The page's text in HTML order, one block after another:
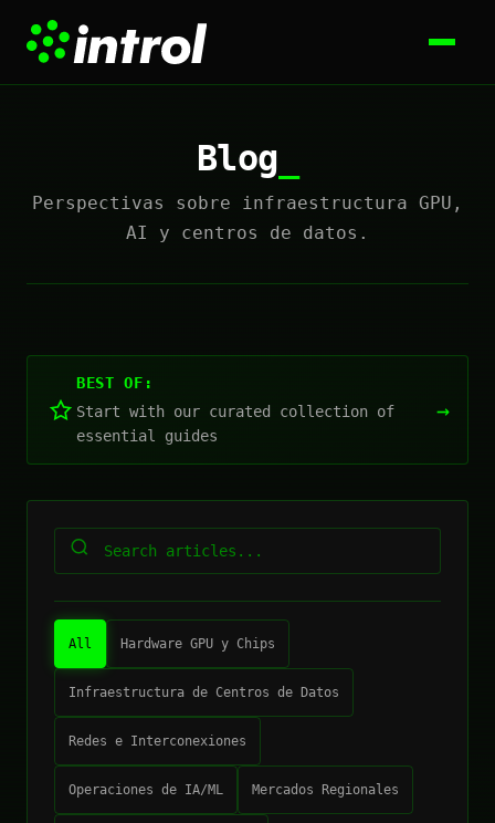
Blog
Perspectivas sobre infraestructura GPU,
AI y centros de datos.
BEST OF:
Start with our curated collection of
essential guides
→
All Hardware GPU y Chips
Infraestructura de Centros de Datos
Redes e Interconexiones
Operaciones de IA/ML Mercados Regionales